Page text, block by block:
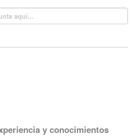
y conocimientos